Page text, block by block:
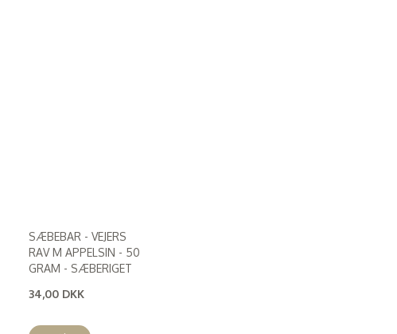
SÆBEBAR - VEJERS
RAV M APPELSIN - 50
GRAM - SÆBERIGET
34,00 DKK